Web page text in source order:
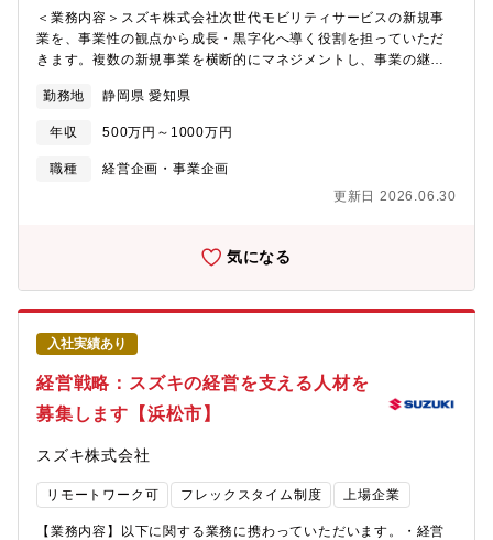
＜業務内容＞スズキ株式会社次世代モビリティサービスの新規事
業を、事業性の観点から成長・黒字化へ導く役割を担っていただ
きます。複数の新規事業を横断的にマネジメントし、事業の継続
す。＜担当いただく具体的な内容＞各新規事業プロジェクト、い
わば「社内ベンチャー」の成長を支援し、事業性を評価しなが
ら、収益モデルや事業計画の策定を行っていただきます。また、
事業の収益化や黒字化に向けた戦略を立案し、実行まで責任を持
理し、必要に応じてKPIの設計や見直しも行います。役員や関係者
い、チームや他部門と連携しながら、各新規事業および本部全体
の成長をリードしていただくことを期待しています。机上業務ば
かりで上段に構えることなく、各事業担当と一緒に泥臭く行動し
て実績を出す方を望みます。
勤務地 静岡県 愛知県
年収 500万円～1000万円
職種
経営企画・事業企画
更新日 2026.06.30
気になる
入社実績あり
経営戦略：スズキの経営を支える人材を
募集します【浜松市】
スズキ株式会社
リモートワーク可 フレックスタイム制度 上場企業
【業務内容】以下に関する業務に携わっていただいます。・経営